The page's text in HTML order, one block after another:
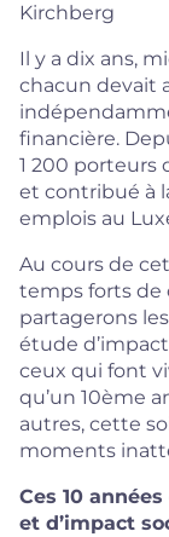
Kirchberg
Il y a dix ans,
chacun devait
financière.
1 200 porteurs
et contribué à
emplois au
Au cours de
temps forts de
partagerons
étude
ceux qui font
qu’un 10ème
autres, cette
moments
Ces 10
et d’impact